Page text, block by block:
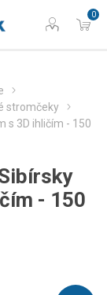
0
stromčeky
s 3D ihličím - 150
- 150